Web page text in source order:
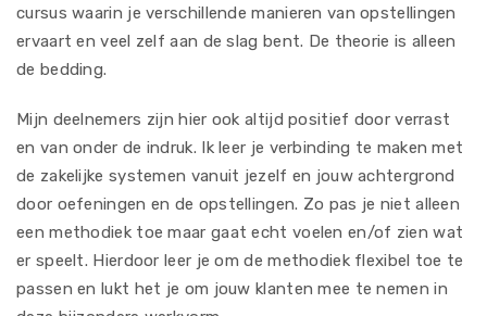
cursus waarin je verschillende manieren van opstellingen
ervaart en veel zelf aan de slag bent. De theorie is alleen
de bedding.
Mijn deelnemers zijn hier ook altijd positief door verrast
en van onder de indruk. Ik leer je verbinding te maken met
de zakelijke systemen vanuit jezelf en jouw achtergrond
door oefeningen en de opstellingen. Zo pas je niet alleen
een methodiek toe maar gaat echt voelen en/of zien wat
er speelt. Hierdoor leer je om de methodiek flexibel toe te
passen en lukt het je om jouw klanten mee te nemen in